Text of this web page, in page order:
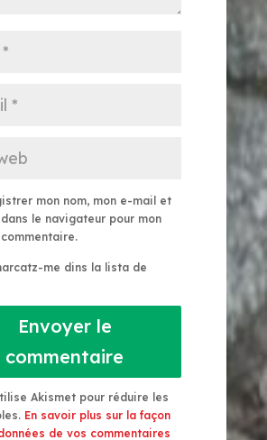
mon nom, mon e-mail et
le navigateur pour mon
me dins la lista de
Envoyer le
commentaire
Akismet pour réduire les
En savoir plus sur la façon
de vos commentaires